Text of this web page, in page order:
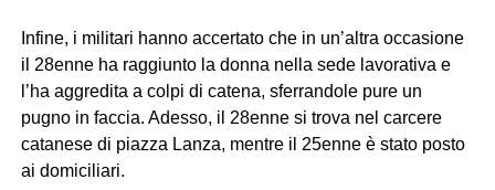
Infine, i militari hanno accertato che in un’altra occasione
il 28enne ha raggiunto la donna nella sede lavorativa e
l’ha aggredita a colpi di catena, sferrandole pure un
pugno in faccia. Adesso, il 28enne si trova nel carcere
catanese di piazza Lanza, mentre il 25enne è stato posto
ai domiciliari.